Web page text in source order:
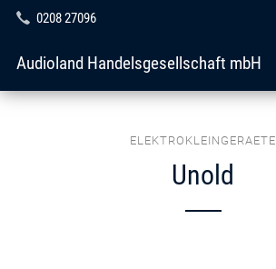
0208 27096
Audioland Handelsgesellschaft mbH
ELEKTROKLEINGERAETE
Unold